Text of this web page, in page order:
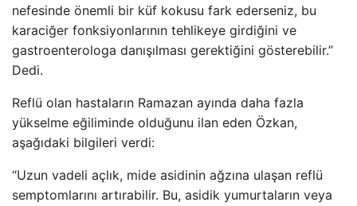
nefesinde önemli bir küf kokusu fark ederseniz, bu
karaciğer fonksiyonlarının tehlikeye girdiğini ve
gastroenterologa danışılması gerektiğini gösterebilir.”
Dedi.
Reflü olan hastaların Ramazan ayında daha fazla
yükselme eğiliminde olduğunu ilan eden Özkan,
aşağıdaki bilgileri verdi:
“Uzun vadeli açlık, mide asidinin ağzına ulaşan reflü
semptomlarını artırabilir. Bu, asidik yumurtaların veya